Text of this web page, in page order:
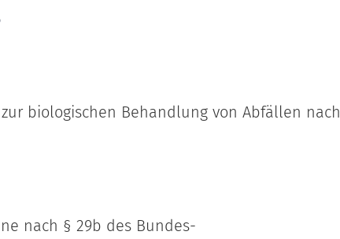
biologischen Behandlung von Abfällen nach
nach § 29b des Bundes-